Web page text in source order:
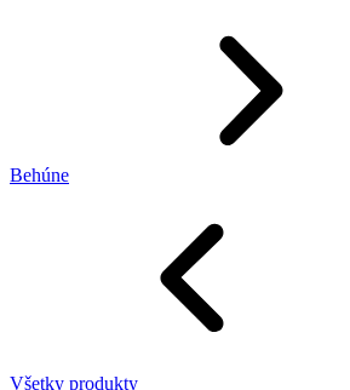
Behúne
Všetky produkty